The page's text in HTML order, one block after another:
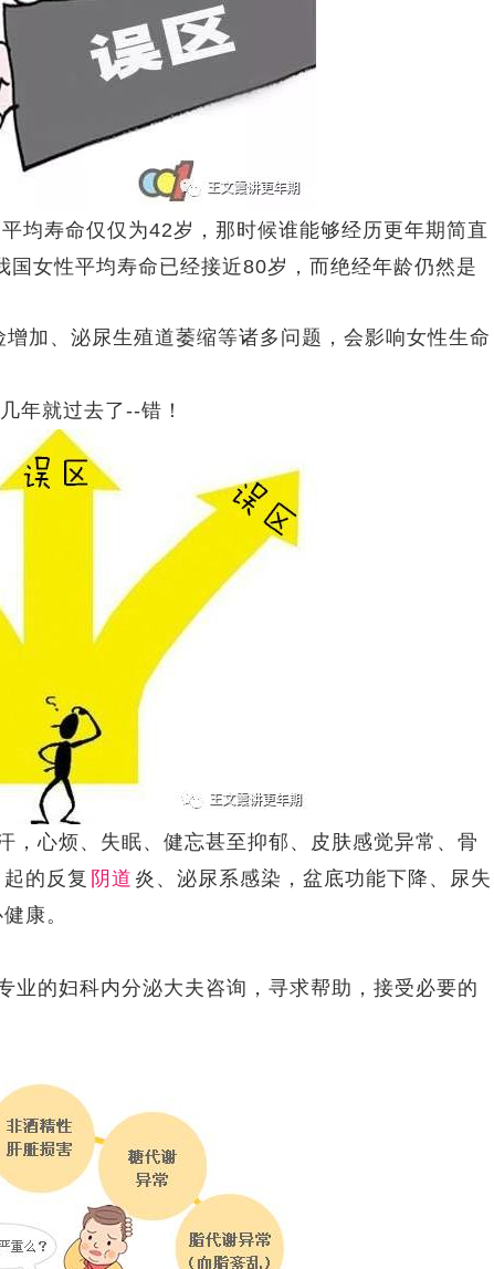
均寿命仅仅为42岁，那时候谁能够经历更年期简直
国女性平均寿命已经接近80岁，而绝经年龄仍然是
加、泌尿生殖道萎缩等诸多问题，会影响女性生命
年就过去了--错！
，心烦、失眠、健忘甚至抑郁、皮肤感觉异常、骨
的反复 阴道 炎、泌尿系感染，盆底功能下降、尿失
康。
业的妇科内分泌大夫咨询，寻求帮助，接受必要的